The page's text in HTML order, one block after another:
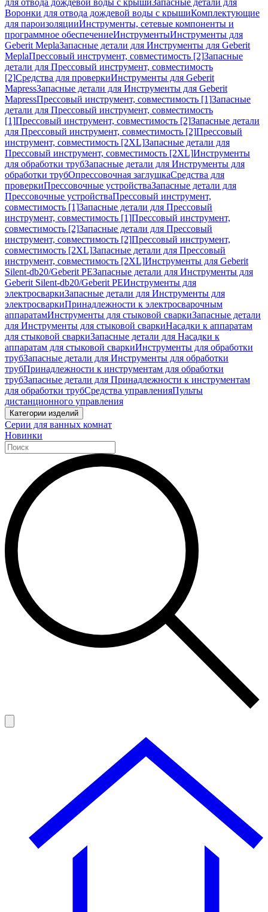
для отвода дождевой воды с крышиЗапасные детали для
Воронки для отвода дождевой воды с крышиКомплектующие
для пароизоляцииИнструменты, сетевые компоненты и
программное обеспечениеИнструментыИнструменты для
Geberit MeplaЗапасные детали для Инструменты для Geberit
MeplaПрессовый инструмент, совместимость [2]Запасные
детали для Прессовый инструмент, совместимость
[2]Средства для проверкиИнструменты для Geberit
MapressЗапасные детали для Инструменты для Geberit
MapressПрессовый инструмент, совместимость [1]Запасные
детали для Прессовый инструмент, совместимость
[1]Прессовый инструмент, совместимость [2]Запасные детали
для Прессовый инструмент, совместимость [2]Прессовый
инструмент, совместимость [2XL]Запасные детали для
Прессовый инструмент, совместимость [2XL]Инструменты
для обработки трубЗапасные детали для Инструменты для
обработки трубОпрессовочная заглушкаСредства для
проверкиПрессовочные устройстваЗапасные детали для
Прессовочные устройстваПрессовый инструмент,
совместимость [1]Запасные детали для Прессовый
инструмент, совместимость [1]Прессовый инструмент,
совместимость [2]Запасные детали для Прессовый
инструмент, совместимость [2]Прессовый инструмент,
совместимость [2XL]Запасные детали для Прессовый
инструмент, совместимость [2XL]Инструменты для Geberit
Silent-db20/Geberit PEЗапасные детали для Инструменты для
Geberit Silent-db20/Geberit PEИнструменты для
электросваркиЗапасные детали для Инструменты для
электросваркиПринадлежности к электросварочным
аппаратамИнструменты для стыковой сваркиЗапасные детали
для Инструменты для стыковой сваркиНасадки к аппаратам
для стыковой сваркиЗапасные детали для Насадки к
аппаратам для стыковой сваркиИнструменты для обработки
трубЗапасные детали для Инструменты для обработки
трубПринадлежности к инструментам для обработки
трубЗапасные детали для Принадлежности к инструментам
для обработки трубСредства управленияПульты
дистанционного управления
Категории изделий
Серии для ванных комнат
Новинки